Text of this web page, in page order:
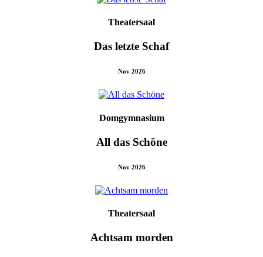
Theatersaal
Das letzte Schaf
Nov 2026
Domgymnasium
All das Schöne
Nov 2026
Theatersaal
Achtsam morden